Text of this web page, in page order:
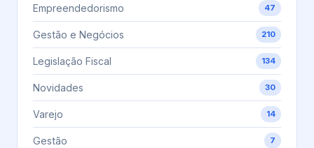
Empreendedorismo 47
Gestão e Negócios 210
Legislação Fiscal 134
Novidades 30
Varejo 14
Gestão 7